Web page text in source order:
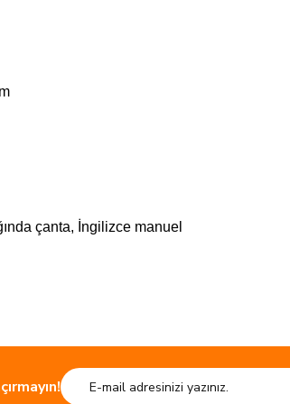
çanta, İngilizce manuel
Soru Sor
HIZLI GÖNDERİ